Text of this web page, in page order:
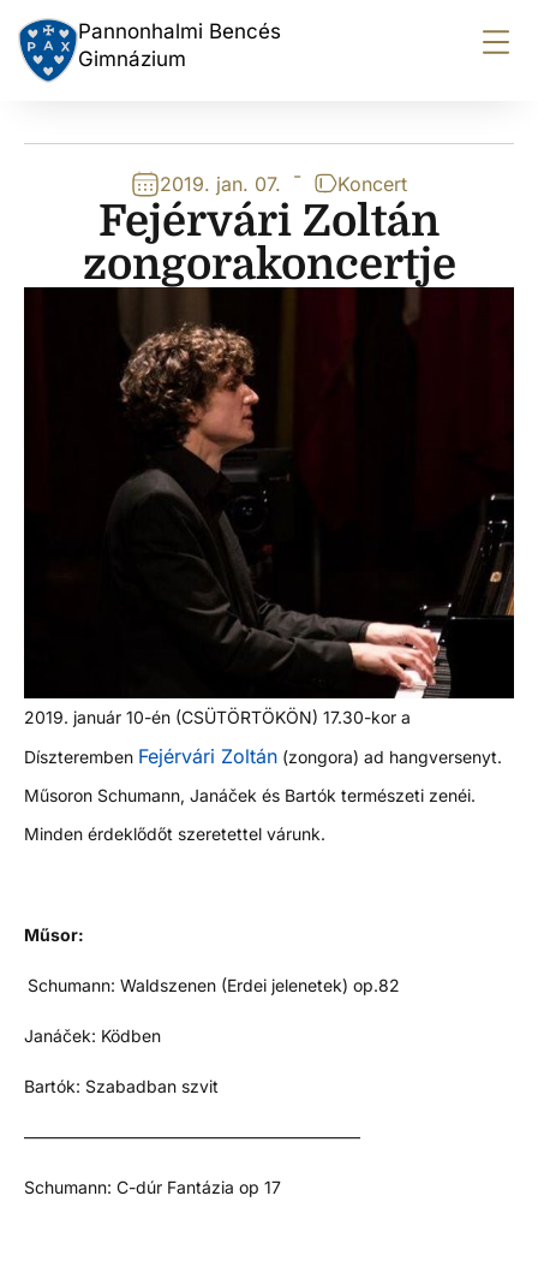
Pannonhalmi Bencés
Gimnázium
2019. jan. 07. - Koncert
Fejérvári Zoltán
zongorakoncertje
2019. január 10-én (CSÜTÖRTÖKÖN) 17.30-kor a
Díszteremben Fejérvári Zoltán (zongora) ad hangversenyt.
Műsoron Schumann, Janáček és Bartók természeti zenéi.
Minden érdeklődőt szeretettel várunk.
Műsor:
Schumann: Waldszenen (Erdei jelenetek) op.82
Janáček: Ködben
Bartók: Szabadban szvit
————————————————————
Schumann: C-dúr Fantázia op 17